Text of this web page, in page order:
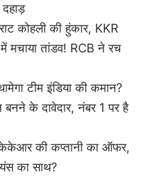
कोहली की हुंकार, KKR
मचाया तांडव! RCB ने रच
टीम इंडिया की कमान?
के दावेदार, नंबर 1 पर है
केकेआर की कप्तानी का ऑफर,
का साथ?